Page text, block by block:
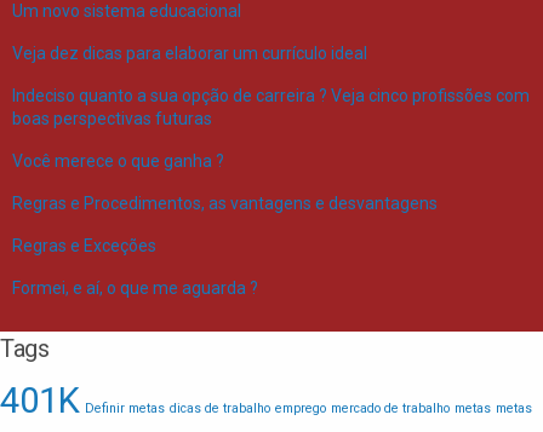
Um novo sistema educacional
Veja dez dicas para elaborar um currículo ideal
Indeciso quanto a sua opção de carreira ? Veja cinco profissões com
boas perspectivas futuras
Você merece o que ganha ?
Regras e Procedimentos, as vantagens e desvantagens
Regras e Exceções
Formei, e aí, o que me aguarda ?
Tags
401K Definir metas dicas de trabalho emprego mercado de trabalho metas metas